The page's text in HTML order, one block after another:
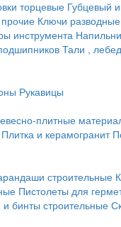
торцевые Губцевый
Ключи разводные
инструмента
Тали ,
Рукавицы
плитные
Плитка и керамогранит
строительные
Пистолеты для
и бинты строительные